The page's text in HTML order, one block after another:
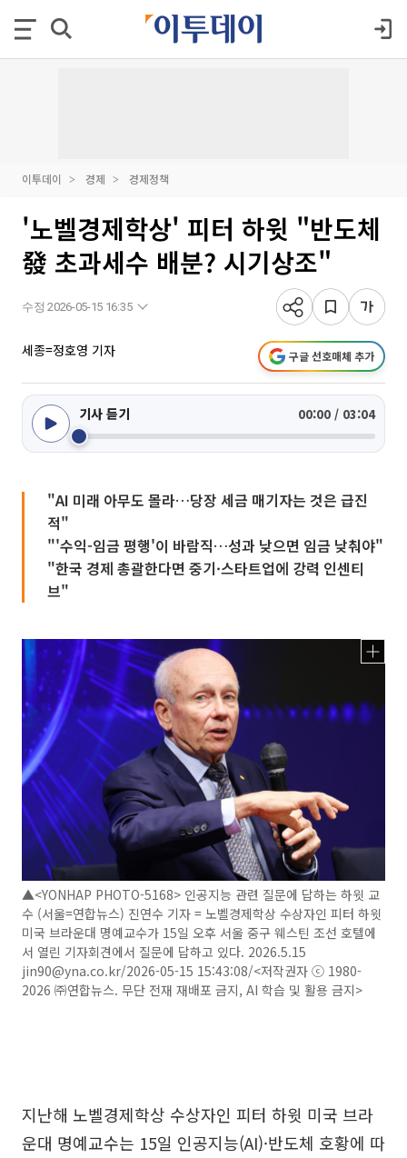
이투데이 경제 경제정책
'노벨경제학상' 피터 하윗 "반도체
發 초과세수 배분? 시기상조"
수정 2026-05-15 16:35
세종=정호영 기자 구글 선호매체 추가
기사 듣기 00:00 / 03:04
"AI 미래 아무도 몰라…당장 세금 매기자는 것은 급진
적"
"'수익-임금 평행'이 바람직…성과 낮으면 임금 낮춰야"
"한국 경제 총괄한다면 중기·스타트업에 강력 인센티
브"
▲<YONHAP PHOTO-5168> 인공지능 관련 질문에 답하는 하윗 교
수 (서울=연합뉴스) 진연수 기자 = 노벨경제학상 수상자인 피터 하윗
미국 브라운대 명예교수가 15일 오후 서울 중구 웨스틴 조선 호텔에
서 열린 기자회견에서 질문에 답하고 있다. 2026.5.15
jin90@yna.co.kr/2026-05-15 15:43:08/<저작권자 ⓒ 1980-
2026 ㈜연합뉴스. 무단 전재 재배포 금지, AI 학습 및 활용 금지>
지난해 노벨경제학상 수상자인 피터 하윗 미국 브라
운대 명예교수는 15일 인공지능(AI)·반도체 호황에 따